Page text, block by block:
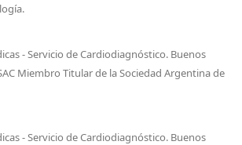
- Servicio de Cardiodiagnóstico. Buenos
Miembro Titular de la Sociedad Argentina de
- Servicio de Cardiodiagnóstico. Buenos